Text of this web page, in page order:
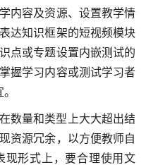
内容及资源、设置教学情
达知识框架的短视频模块
点或专题设置内嵌测试的
握学习内容或测试学习者
数量和类型上大大超出结
资源冗余，以方便教师自
现形式上，要合理使用文